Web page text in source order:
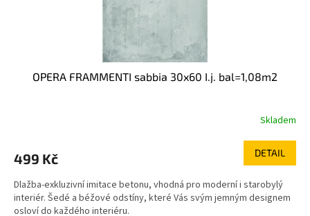
OPERA FRAMMENTI sabbia 30x60 I.j. bal=1,08m2
Skladem
499 Kč DETAIL
Dlažba-exkluzivní imitace betonu, vhodná pro moderní i starobylý
interiér. Šedé a béžové odstíny, které Vás svým jemným designem
osloví do každého interiéru.